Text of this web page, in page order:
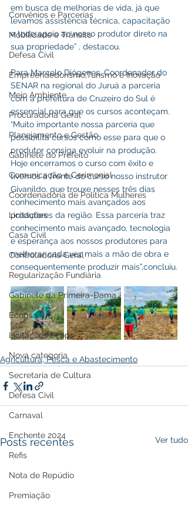
Convênios e Parcerias
Mobilidade e Trânsito
Defesa Civil
Empreendedorismo,Turismo e Inovação
Meio Ambiente
Procuradoria Geral
Planejamento e Gestão
Gabinete do Prefeito
Comunicação e Cerimonial
Coordenadoria de Politica Mulheres
Licitações
Casa Civil
Controladoria Geral
Regularização Fundiária
Gabinete da Primeira-Dama
Ecops
Licitações Ecops
Nova categoria
Secretaria de Cultura
Defesa Civil
Carnaval
Enchente 2024
Refis
Nota de Repúdio
Premiação
em busca de melhorias de vida, já que
levamos assistência técnica, capacitação
e todo apoio ao nosso produtor direto na
sua propriedade” , destacou.
Para Marcelo Diógenes, Coordenador do
SENAR na regional do Juruá a parceria
com a prefeitura de Cruzeiro do Sul é
essencial para que os cursos aconteçam.
“Muito importante nossa parceria que
possibilita cursos como esse para que o
produtor consiga evoluir na produção.
Hoje encerramos o curso com êxito e
tivemos a frente do curso nosso instrutor
Givanildo, que trouxe nesses três dias
conhecimento mais avançados aos
produtores da região. Essa parceria traz
conhecimento mais avançado, tecnologia
e esperança aos nossos produtores para
melhorar cada vez mais a mão de obra e
consequentemente produzir mais”,concluiu.
Agricultura, Pesca e Abastecimento
Posts recentes Ver tudo